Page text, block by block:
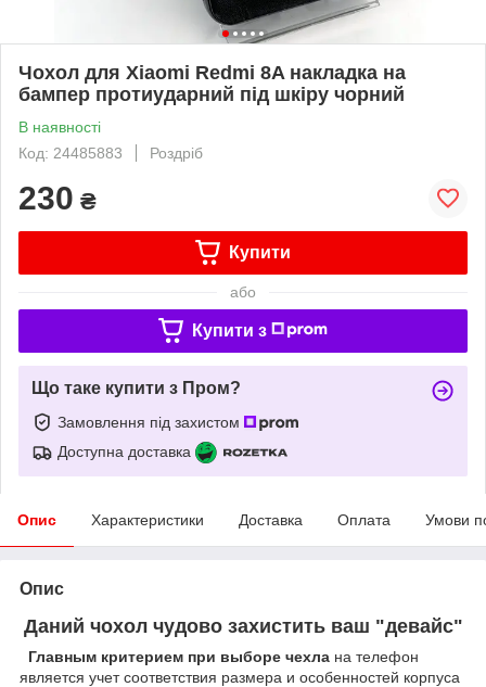
Чохол для Xiaomi Redmi 8A накладка на
бампер протиударний під шкіру чорний
В наявності
Код: 24485883
Роздріб
230 ₴
Купити
або
Купити з
Що таке купити з Пром?
Замовлення під захистом
Доступна доставка
Опис Характеристики Доставка Оплата Умови
Опис
Даний чохол чудово захистить ваш "девайс"
Главным критерием при выборе чехла на телефон
является учет соответствия размера и особенностей корпуса